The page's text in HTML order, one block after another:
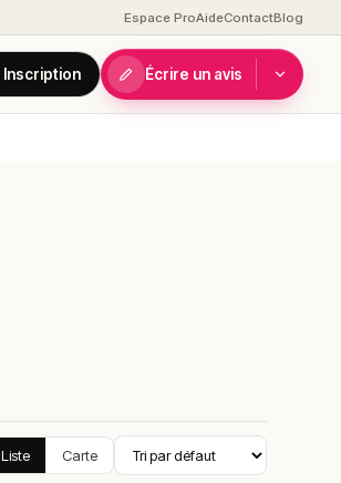
Espace ProAideContactBlog
Inscription Écrire un avis
Liste Carte